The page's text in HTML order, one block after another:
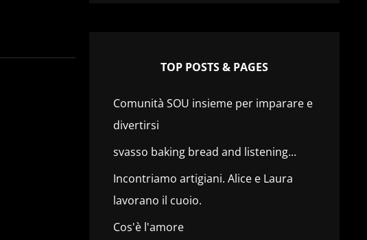
TOP POSTS & PAGES
Comunità SOU insieme per imparare e
divertirsi
svasso baking bread and listening...
Incontriamo artigiani. Alice e Laura
lavorano il cuoio.
Cos'è l'amore